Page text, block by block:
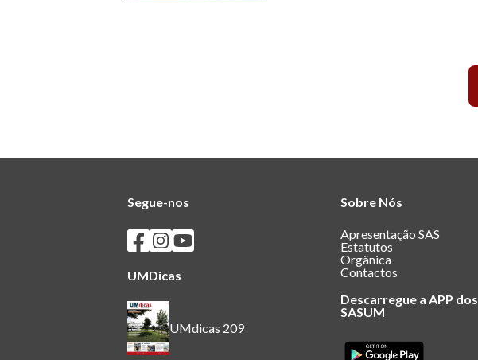
Segue-nos
Seguir os SASUM no Facebook
Seguir os SASUM no Instagram
Seguir os SASUM no Youtube
UMDicas
UMdicas 209
Sobre Nós
Apresentação SAS
Estatutos
Orgânica
Contactos
Descarregue a APP dos
SASUM